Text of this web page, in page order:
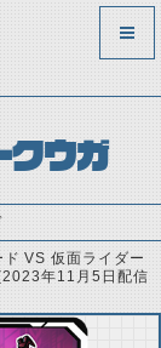
クウガ
ド VS 仮面ライダー
年11月5日配信